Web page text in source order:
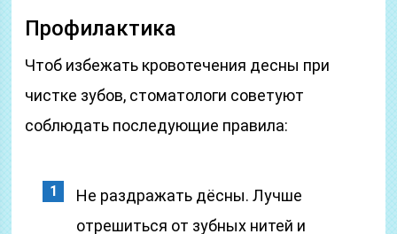
Профилактика
Чтоб избежать кровотечения десны при
чистке зубов, стоматологи советуют
соблюдать последующие правила:
Не раздражать дёсны. Лучше
отрешиться от зубных нитей и